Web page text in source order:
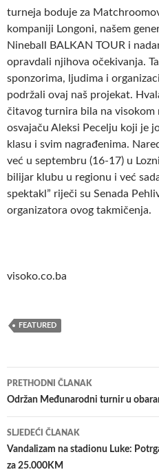
turneja boduje za
kompaniji Longoni, našem
Nineball BALKAN TOUR i
opravdali njihova očekivanja.
sponzorima, ljudima i
podržali ovaj naš projekat.
čitavog turnira bila na visokom
osvajaču Aleksi Pecelju koji je
klasu i svim nagrađenima.
već u septembru (16-17) u
bilijar klubu u regionu i već
spektakl” riječi su Senada
organizatora ovog takmičenja.
visoko.co.ba
FEATURED
Navigacija
članaka
PRETHODNI ČLANAK
Održan Međunarodni turnir u
SLJEDEĆI ČLANAK
Vandalizam na stadionu Luke:
za 25.000KM